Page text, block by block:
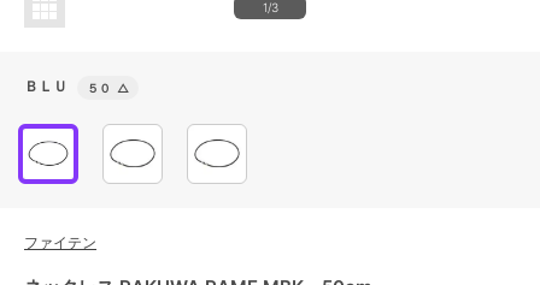
1/3
ＢＬＵ ５０ △
ファイテン